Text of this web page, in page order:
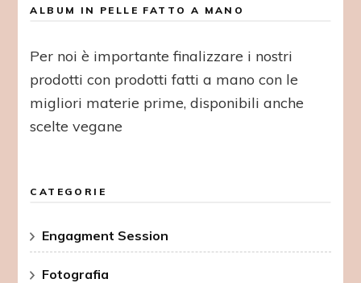
ALBUM IN PELLE FATTO A MANO
Per noi è importante finalizzare i nostri
prodotti con prodotti fatti a mano con le
migliori materie prime, disponibili anche
scelte vegane
CATEGORIE
Engagment Session
Fotografia